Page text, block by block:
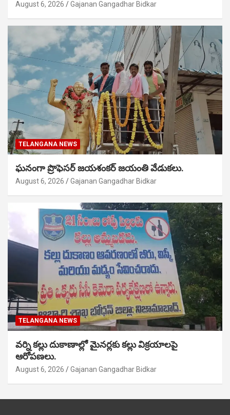
August 6, 2026 Gajanan Gangadhar Bidkar
TELANGANA NEWS
ఘనంగా ప్రొఫెసర్ జయశంకర్ జయంతి వేడుకలు.
August 6, 2026 Gajanan Gangadhar Bidkar
TELANGANA NEWS
వర్ని కల్లు దుకాణాల్లో మైనర్లకు కల్లు విక్రయాలపై
ఆరోపణలు.
August 6, 2026 Gajanan Gangadhar Bidkar